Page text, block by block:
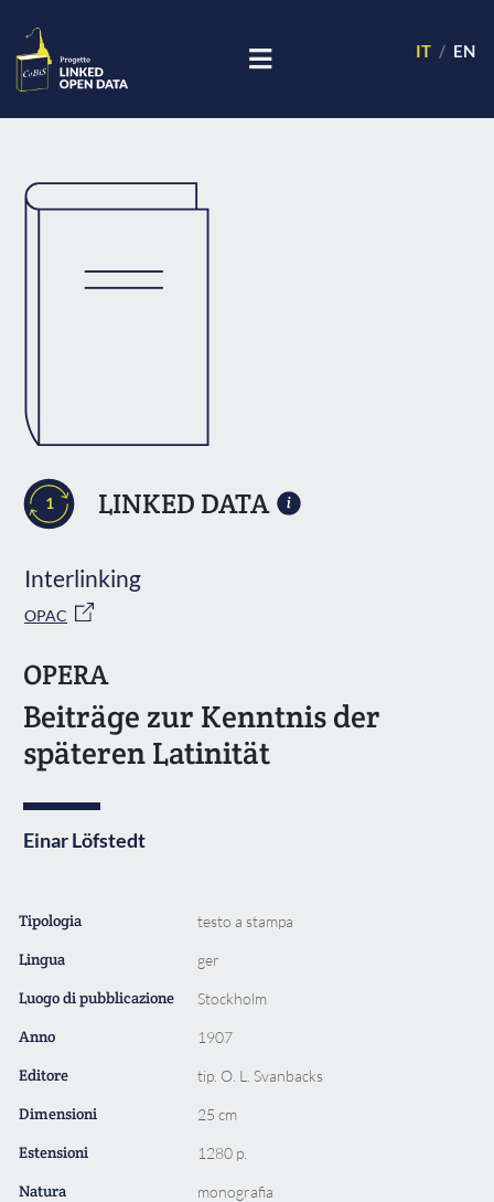
IT EN
1 LINKED DATA
Interlinking
OPAC
OPERA
Beiträge zur Kenntnis der
späteren Latinität
Einar Löfstedt
Tipologia testo a stampa
Lingua ger
Luogo di pubblicazione Stockholm
Anno 1907
Editore tip. O. L. Svanbacks
Dimensioni 25 cm
Estensioni 1280 p.
Natura monografia